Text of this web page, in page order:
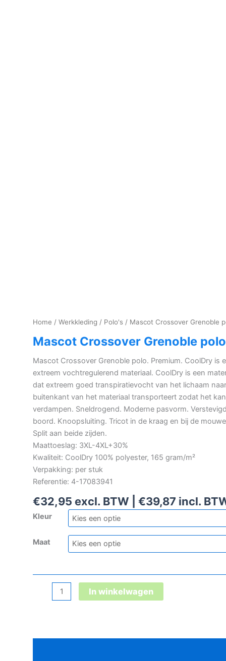
Home / Werkkleding / Polo's / Mascot Crossover Grenoble
Mascot Crossover Grenoble polo
Mascot Crossover Grenoble polo. Premium. CoolDry is
extreem vochtregulerend materiaal. CoolDry is een
dat extreem goed transpiratievocht van het lichaam
buitenkant van het materiaal transporteert zodat het kan
verdampen. Sneldrogend. Moderne pasvorm.
boord. Knoopsluiting. Tricot in de kraag en bij de
Split aan beide zijden.
Maattoeslag: 3XL-4XL+30%
Kwaliteit: CoolDry 100% polyester, 165 gram/m²
Verpakking: per stuk
Referentie: 4-17083941
€32,95 excl. BTW | €39,87 incl.
Kleur
Maat
Crossover
aantal
In winkelwagen